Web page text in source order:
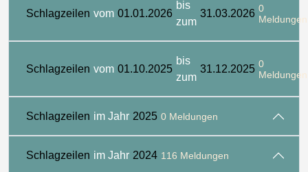
Schlagzeilen vom 01.01.2026
bis
zum
31.03.2026 0
Meldungen
Schlagzeilen vom 01.10.2025
bis
zum
31.12.2025 0
Meldungen
Schlagzeilen im Jahr 2025 0 Meldungen
Schlagzeilen im Jahr 2024 116 Meldungen